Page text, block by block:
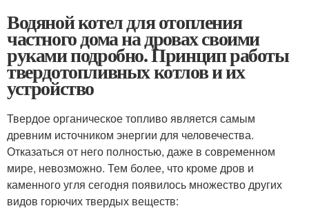
Водяной котел для отопления
частного дома на дровах своими
руками подробно. Принцип работы
твердотопливных котлов и их
устройство
Твердое органическое топливо является самым
древним источником энергии для человечества.
Отказаться от него полностью, даже в современном
мире, невозможно. Тем более, что кроме дров и
каменного угля сегодня появилось множество других
видов горючих твердых веществ: